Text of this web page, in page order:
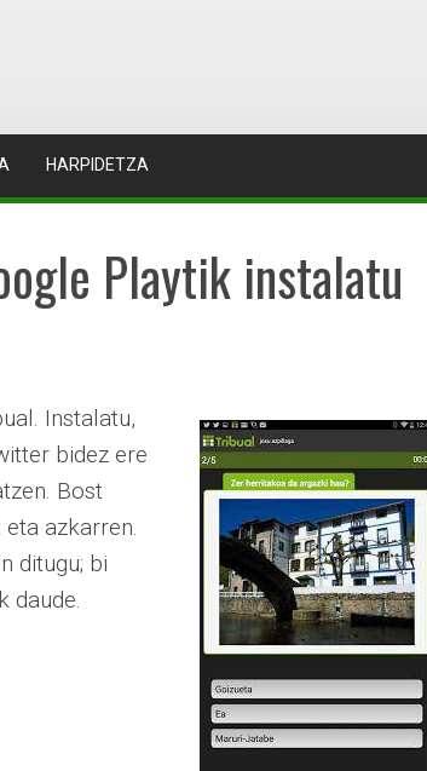
HARPIDETZA
Playtik instalatu
Instalatu,
bidez ere
Bost
azkarren.
ditugu; bi
daude.